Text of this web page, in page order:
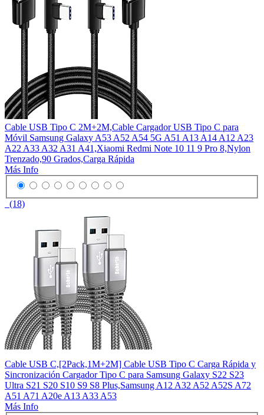
Cable USB Tipo C 2M+2M,Cable Cargador USB Tipo C para
Móvil Samsung Galaxy A53 A52 A54 5G A51 A13 A14 A12 A23
A22 A33 A32 A31 A41,Xiaomi Redmi Note 10 11 9 Pro 8,Nylon
Trenzado,90 Grados,Carga Rápida
Más Info
(18)
Cable USB C,[2Pack,1M+2M] Cable USB Tipo C Carga Rápida y
Sincronización Cargador Tipo C para Samsung Galaxy S22 S23
Ultra S21 S20 S10 S9 S8 Plus,Samsung A12 A32 A52 A52S A72
A51 A71 A20e A13 A33 A53
Más Info